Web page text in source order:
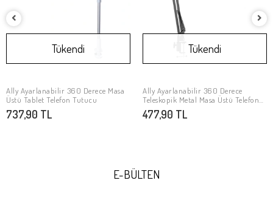
Stokta Yok
Tükendi
Ally Ayarlanabilir 360 Derece Masa
Üstü Tablet Telefon Tutucu
737,90 TL
Stokta Yok
Tükendi
Ally Ayarlanabilir 360 Derece
Teleskopik Metal Masa Üstü Telefon
Tablet Tutucu
477,90 TL
E-BÜLTEN